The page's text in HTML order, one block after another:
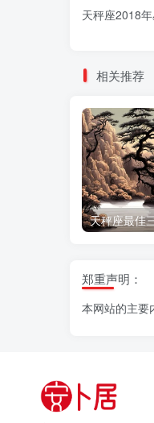
天秤座2018
相关推荐
郑重声明：
本网站的主要